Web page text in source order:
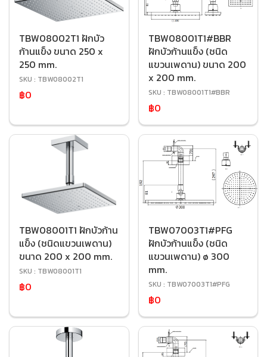
TBW08002T1 ฝักบัว
ก้านแข็ง ขนาด 250 x
250 mm.
SKU : TBW08002T1
฿0
TBW08001T1#BBR
ฝักบัวก้านแข็ง (ชนิด
แขวนเพดาน) ขนาด 200
x 200 mm.
SKU : TBW08001T1#BBR
฿0
TBW08001T1 ฝักบัวก้าน
แข็ง (ชนิดแขวนเพดาน)
ขนาด 200 x 200 mm.
SKU : TBW08001T1
฿0
TBW07003T1#PFG
ฝักบัวก้านแข็ง (ชนิด
แขวนเพดาน) ø 300
mm.
SKU : TBW07003T1#PFG
฿0